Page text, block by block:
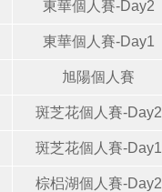
東華個人賽-Day2
東華個人賽-Day1
旭陽個人賽
斑芝花個人賽-Day2
斑芝花個人賽-Day1
棕梠湖個人賽-Day2